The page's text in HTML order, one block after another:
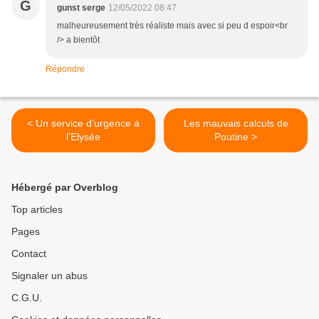
G gunst serge 12/05/2022 08:47
malheureusement très réaliste mais avec si peu d espoir<br
/> a bientôt
Répondre
< Un service d’urgence à
l’Elysée
Les mauvais calculs de
Poutine >
Hébergé par Overblog
Top articles
Pages
Contact
Signaler un abus
C.G.U.